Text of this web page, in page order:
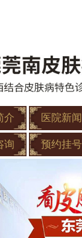
介 医院新闻
询 预约挂号